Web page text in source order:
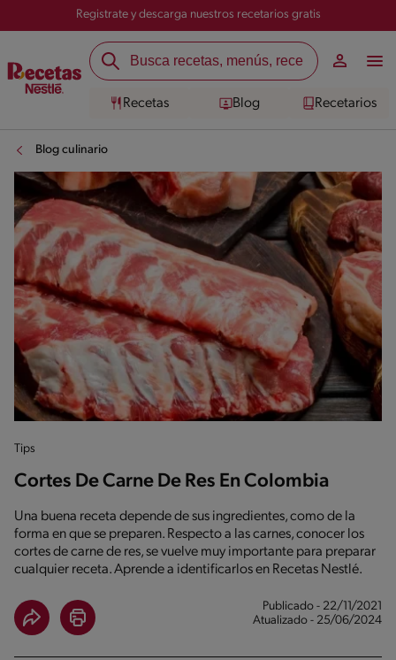
Registrate y descarga nuestros recetarios gratis
Recetas Blog Recetarios
Blog culinario
Tips
Cortes De Carne De Res En Colombia
Una buena receta depende de sus ingredientes, como de la
forma en que se preparen. Respecto a las carnes, conocer los
cortes de carne de res, se vuelve muy importante para preparar
cualquier receta. Aprende a identificarlos en Recetas Nestlé.
Publicado - 22/11/2021
Atualizado - 25/06/2024